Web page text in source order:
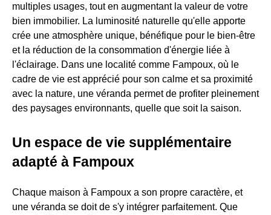
multiples usages, tout en augmentant la valeur de votre
bien immobilier. La luminosité naturelle qu'elle apporte
crée une atmosphère unique, bénéfique pour le bien-être
et la réduction de la consommation d'énergie liée à
l'éclairage. Dans une localité comme Fampoux, où le
cadre de vie est apprécié pour son calme et sa proximité
avec la nature, une véranda permet de profiter pleinement
des paysages environnants, quelle que soit la saison.
Un espace de vie supplémentaire
adapté à Fampoux
Chaque maison à Fampoux a son propre caractère, et
une véranda se doit de s'y intégrer parfaitement. Que